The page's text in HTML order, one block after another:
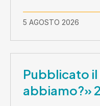
5 AGOSTO 2026
Pubblicato il
abbiamo?»